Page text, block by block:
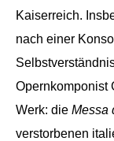
Kaiserreich.
nach einer
Opernkomponist
Werk: die Messa
verstorbenen